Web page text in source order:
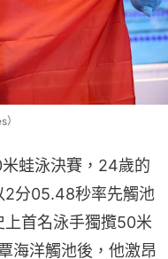
蛙泳決賽，24歲的
2分05.48秒率先觸池
首名泳手獨攬50米
海洋觸池後，他激昂